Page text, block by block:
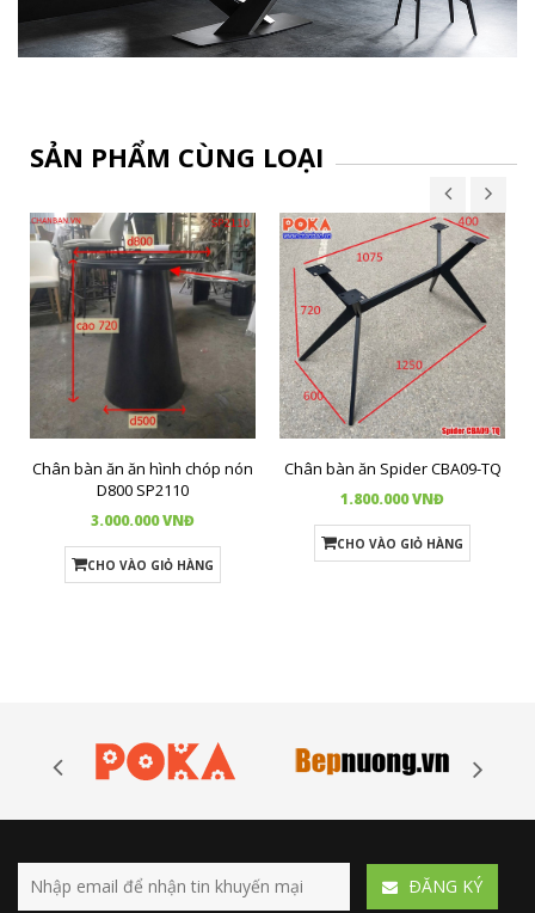
SẢN PHẨM CÙNG LOẠI
Chân bàn ăn ăn hình chóp nón
D800 SP2110
3.000.000 VNĐ
CHO VÀO GIỎ HÀNG
Chân bàn ăn Spider CBA09-TQ
1.800.000 VNĐ
CHO VÀO GIỎ HÀNG
ÐĂNG KÝ